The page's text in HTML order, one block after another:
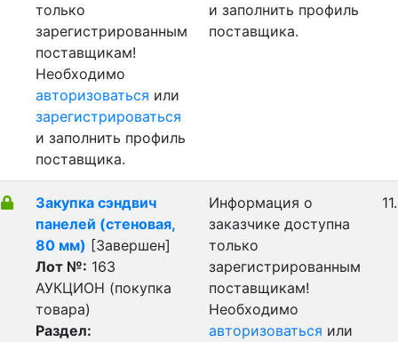
только
зарегистрированным
поставщикам!
Необходимо
авторизоваться или
зарегистрироваться
и заполнить профиль
поставщика.
и заполнить профиль
поставщика.
Закупка сэндвич
панелей (стеновая,
80 мм) [Завершен]
Лот №: 163
АУКЦИОН (покупка
товара)
Раздел:
Информация о
заказчике доступна
только
зарегистрированным
поставщикам!
Необходимо
авторизоваться или